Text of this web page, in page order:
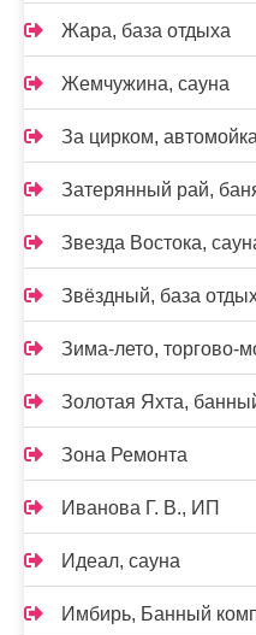
Жара, база отдыха
Жемчужина, сауна
За цирком,
Затерянный рай,
Звезда Востока,
Звёздный, база
Зима-лето, торгово-
Золотая Яхта,
Зона Ремонта
Иванова Г. В., ИП
Идеал, сауна
Имбирь, Банный